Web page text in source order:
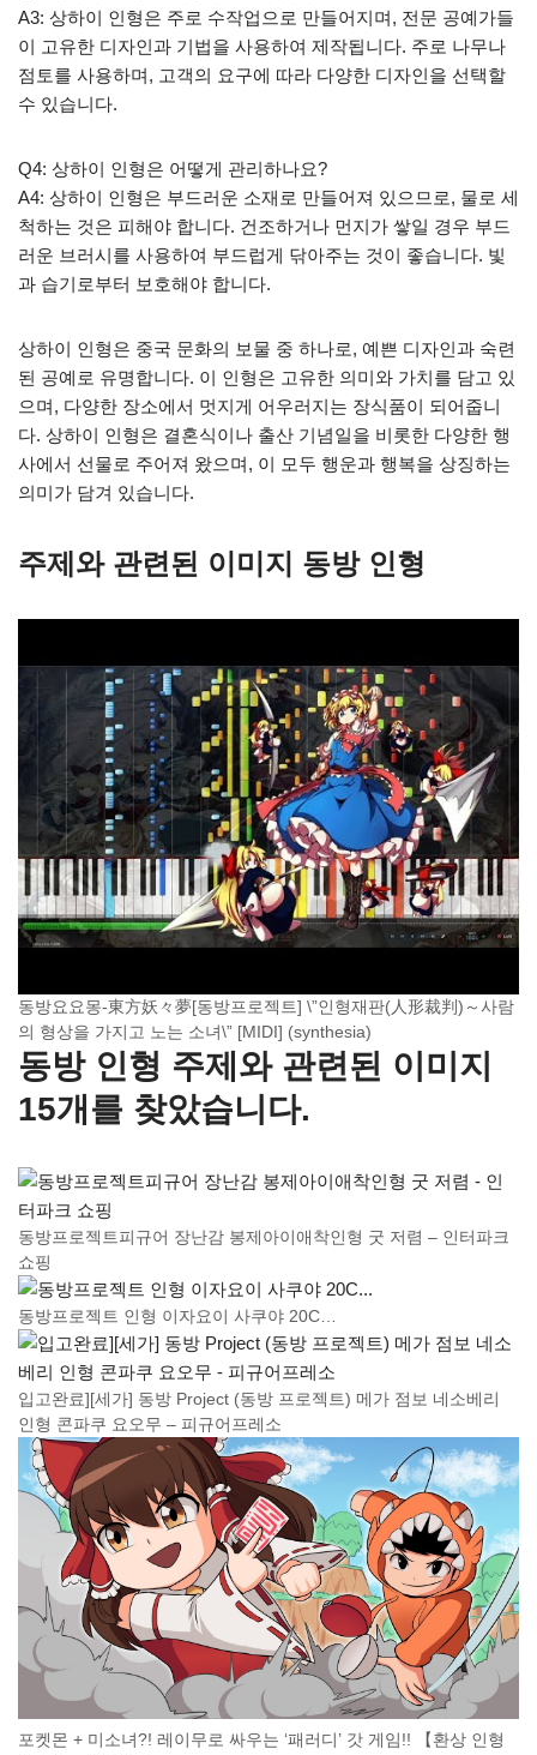
A3: 상하이 인형은 주로 수작업으로 만들어지며, 전문 공예가들
이 고유한 디자인과 기법을 사용하여 제작됩니다. 주로 나무나
점토를 사용하며, 고객의 요구에 따라 다양한 디자인을 선택할
수 있습니다.
Q4: 상하이 인형은 어떻게 관리하나요?
A4: 상하이 인형은 부드러운 소재로 만들어져 있으므로, 물로 세
척하는 것은 피해야 합니다. 건조하거나 먼지가 쌓일 경우 부드
러운 브러시를 사용하여 부드럽게 닦아주는 것이 좋습니다. 빛
과 습기로부터 보호해야 합니다.
상하이 인형은 중국 문화의 보물 중 하나로, 예쁜 디자인과 숙련
된 공예로 유명합니다. 이 인형은 고유한 의미와 가치를 담고 있
으며, 다양한 장소에서 멋지게 어우러지는 장식품이 되어줍니
다. 상하이 인형은 결혼식이나 출산 기념일을 비롯한 다양한 행
사에서 선물로 주어져 왔으며, 이 모두 행운과 행복을 상징하는
의미가 담겨 있습니다.
주제와 관련된 이미지 동방 인형
동방요요몽-東方妖々夢[동방프로젝트] \”인형재판(人形裁判)～사람
의 형상을 가지고 노는 소녀\” [MIDI] (synthesia)
동방 인형 주제와 관련된 이미지
15개를 찾았습니다.
동방프로젝트피규어 장난감 봉제아이애착인형 굿 저렴 – 인터파크
쇼핑
동방프로젝트 인형 이자요이 사쿠야 20C…
입고완료][세가] 동방 Project (동방 프로젝트) 메가 점보 네소베리
인형 콘파쿠 요오무 – 피규어프레소
포켓몬 + 미소녀?! 레이무로 싸우는 ‘패러디’ 갓 게임!! 【환상 인형